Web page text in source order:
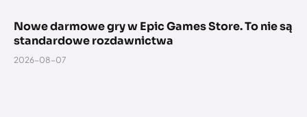
Nowe darmowe gry w Epic Games Store. To nie są
standardowe rozdawnictwa
2026-08-07